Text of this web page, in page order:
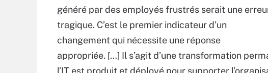
généré par des employés frustrés serait une
tragique. C’est le premier indicateur d’un
changement qui nécessite une réponse
appropriée. […] Il s’agit d’une transformation
l’IT est produit et déployé pour supporter